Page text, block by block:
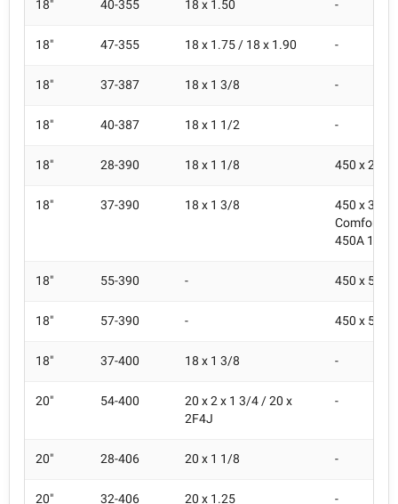
18" 40-355 18 x 1.50 -
18" 47-355 18 x 1.75 / 18 x 1.90 -
18" 37-387 18 x 1 3/8 -
18" 40-387 18 x 1 1/2 -
18" 28-390 18 x 1 1/8 450 x 28A
18" 37-390 18 x 1 3/8
450 x 35A
Comfort /
450A 1/2
18" 55-390 - 450 x 55A
18" 57-390 - 450 x 55A
18" 37-400 18 x 1 3/8 -
20" 54-400
20 x 2 x 1 3/4 / 20 x
2F4J
-
20" 28-406 20 x 1 1/8 -
20" 32-406 20 x 1.25 -